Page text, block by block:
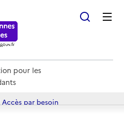
pour les
Accès par besoin